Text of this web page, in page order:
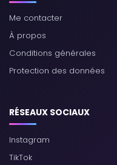
Me contacter
À propos
Conditions générales
Protection des données
RÉSEAUX SOCIAUX
Instagram
TikTok